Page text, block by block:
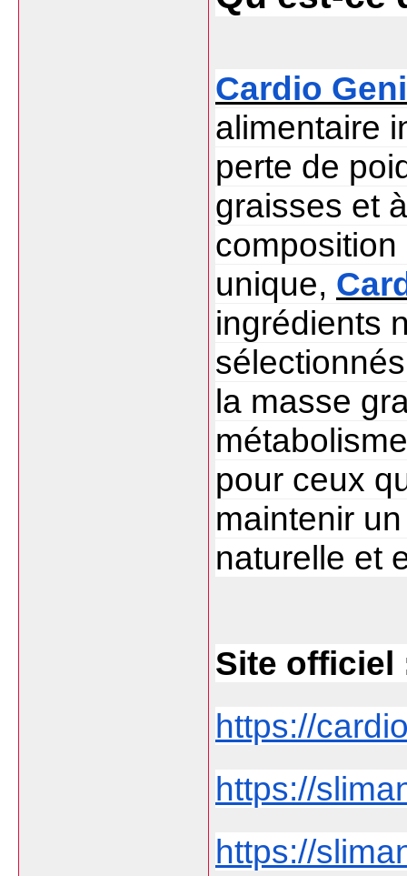
Cardio
alimentaire
perte de
graisses et
unique,
ingrédients
la masse
pour ceux
maintenir
naturelle et
Site
https://
https://
https://